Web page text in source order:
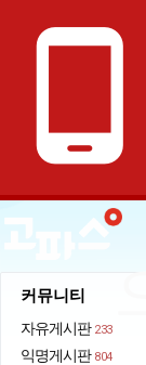
phone_android
커뮤니티
자유게시판 233
익명게시판 804